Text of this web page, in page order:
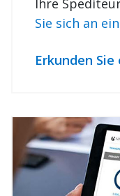
Sie sich an